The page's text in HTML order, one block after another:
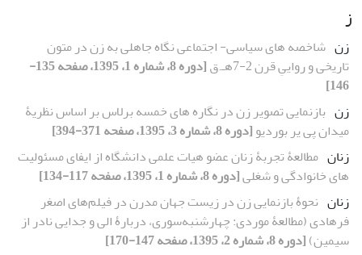
ز
زن شاخصه های سیاسی- اجتماعی نگاه جاهلی به زن در متون
تاریخی و رواییِ قرن 2-7هـ.ق
[دوره 8، شماره 1، 1395، صفحه 135-
146]
زن بازنمایی تصویر زن در نگاره های خمسه برلاس بر اساس نظریۀ
میدان پی یر بوردیو[دوره 8، شماره 3، 1395، صفحه 371-394]
زنان مطالعۀ تجربۀ زنان عضو هیات علمی دانشگاه از ایفای مسئولیت
های خانوادگی و شغلی[دوره 8، شماره 1، 1395، صفحه 117-134]
زنان نحوۀ بازنمایی زن در زیست‏ جهان مدرن در فیلم‌های اصغر
فرهادی (مطالعۀ موردی: چهارشنبه‌سوری، دربارۀ الی و جدایی نادر از
سیمین)[دوره 8، شماره 2، 1395، صفحه 147-170]